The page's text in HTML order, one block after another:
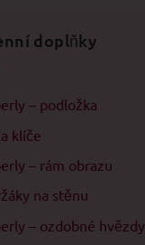
doplňky
– podložka
klíče
– rám obrazu
na stěnu
– ozdobné hvězdy